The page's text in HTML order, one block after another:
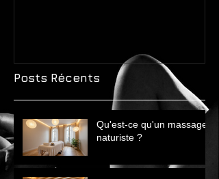
Posts Récents
Qu'est-ce qu'un massage
naturiste ?